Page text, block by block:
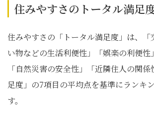
住みやすさのトータル満足
住みやすさの「トータル満足度」は、「
い物などの生活利便性」「娯楽の利便性
「自然災害の安全性」「近隣住人の関
足度」の7項目の平均点を基準にランキ
す。